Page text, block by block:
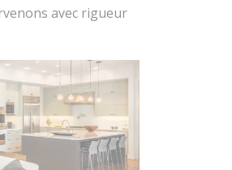
avec rigueur